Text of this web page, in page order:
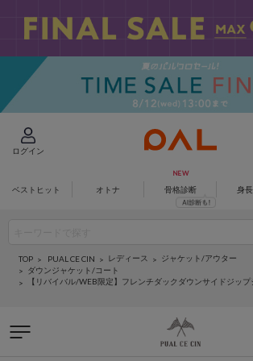
ログイン
ベストヒット オトナ 骨格診断 身
TOP PUAL CE CIN レディース
ジャケット/アウター
ダウンジャケット/コート
【リバイバル/WEB限定】フレンチダックダウンサイドジップ